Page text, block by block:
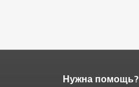
Конец
Нужна помощь?